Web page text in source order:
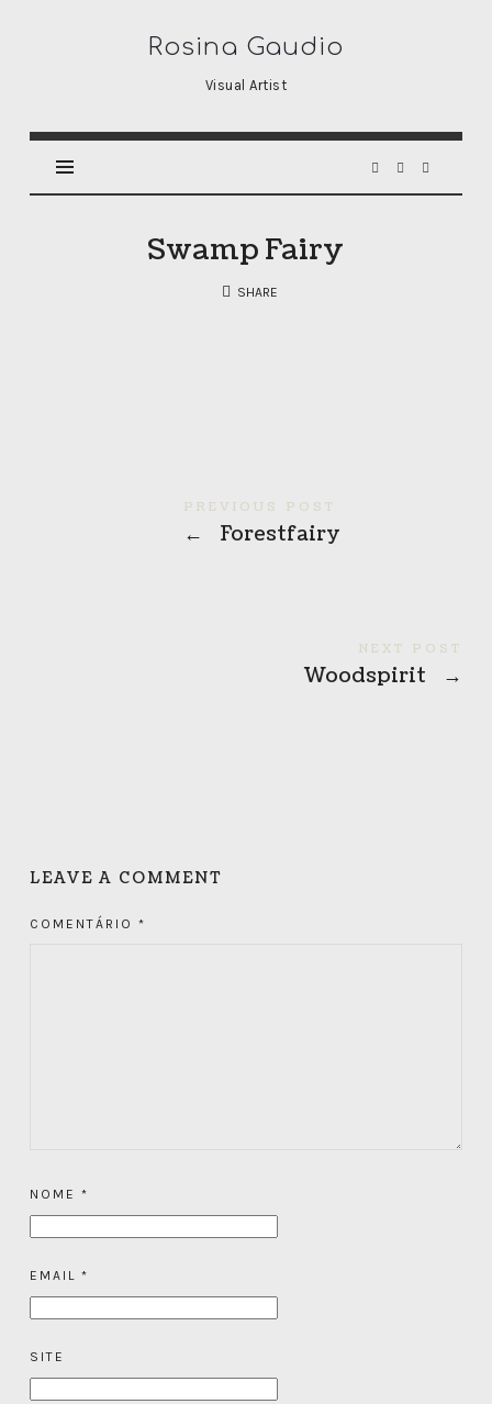
Rosina
Gaudio
Rosina Gaudio
Visual Artist
Swamp Fairy
SHARE
PREVIOUS POST
← Forestfairy
NEXT POST
Woodspirit →
LEAVE A COMMENT
COMENTÁRIO *
NOME *
EMAIL *
SITE